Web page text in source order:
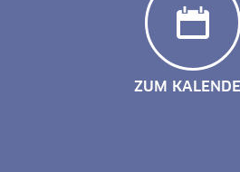
ZUM